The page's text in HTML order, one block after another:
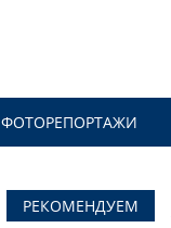
ФОТОРЕПОРТАЖИ
РЕКОМЕНДУЕМ